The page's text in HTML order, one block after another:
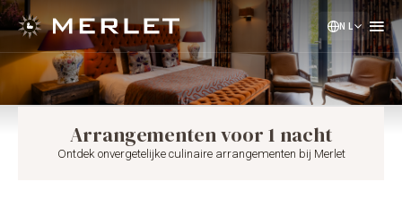
NL
EN
DE
Arrangementen voor 1 nacht
Ontdek onvergetelijke culinaire arrangementen bij Merlet